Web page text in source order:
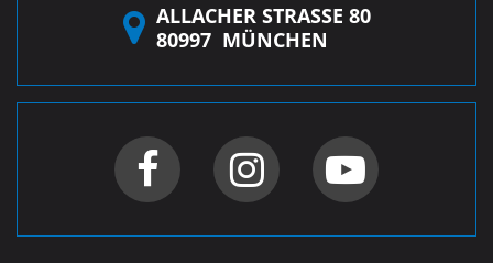
ALLACHER STRASSE 80
80997 MÜNCHEN